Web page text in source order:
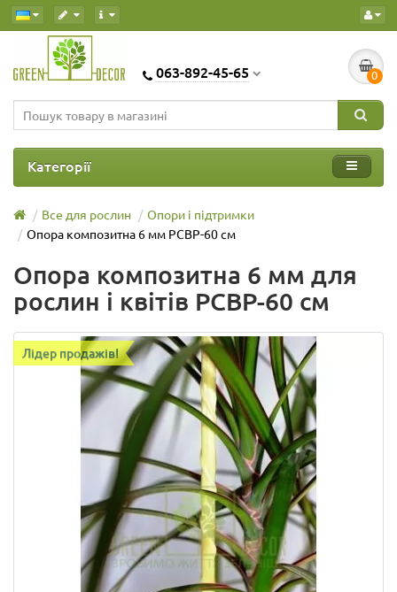
063-892-45-65 0
Категорії
Все для рослин
Опори і підтримки
Опора композитна 6 мм PCBP-60 см
Опора композитна 6 мм для
рослин і квітів PCBP-60 см
Лідер продажів!